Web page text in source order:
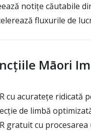
notițe căutabile
fluxurile de
Māori
cu acuratețe ridicată
de limbă
gratuit cu